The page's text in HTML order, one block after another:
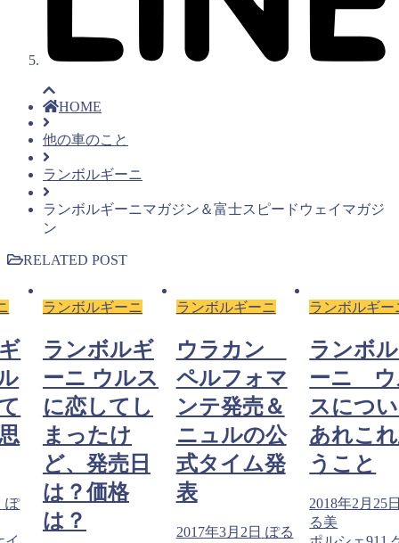
HOME
他の車のこと
ランボルギーニ
ランボルギーニマガジン＆富士スピードウェイマガジ
ン
RELATED POST
ぽ
ランボルギーニ
ランボルギ
ーニ ウルス
に恋してし
まったけ
ど、発売日
は？価格
は？
ランボルギーニ
ウラカン
ペルフォマ
ンテ発売＆
ニュルの公
式タイム発
表
2017年3月2日 ぽる
ランボルギー
ランボ
ーニ ウ
スにつ
あれこ
うこと
2018年2月25
る美